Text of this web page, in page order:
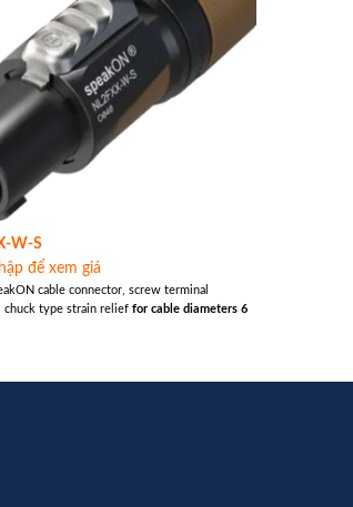
W-S
để xem giá
cable connector, screw terminal
chuck type strain relieffor cable diameters 6